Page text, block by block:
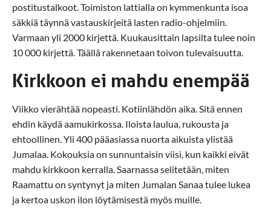
postitustalkoot. Toimiston lattialla on kymmenkunta isoa
säkkiä täynnä vastauskirjeitä lasten radio-ohjelmiin.
Varmaan yli 2000 kirjettä. Kuukausittain lapsilta tulee noin
10 000 kirjettä. Täällä rakennetaan toivon tulevaisuutta.
Kirkkoon ei mahdu enempää
Viikko vierähtää nopeasti. Kotiinlähdön aika. Sitä ennen
ehdin käydä aamukirkossa. Iloista laulua, rukousta ja
ehtoollinen. Yli 400 pääasiassa nuorta aikuista ylistää
Jumalaa. Kokouksia on sunnuntaisin viisi, kun kaikki eivät
mahdu kirkkoon kerralla. Saarnassa selitetään, miten
Raamattu on syntynyt ja miten Jumalan Sanaa tulee lukea
ja kertoa uskon ilon löytämisestä myös muille.